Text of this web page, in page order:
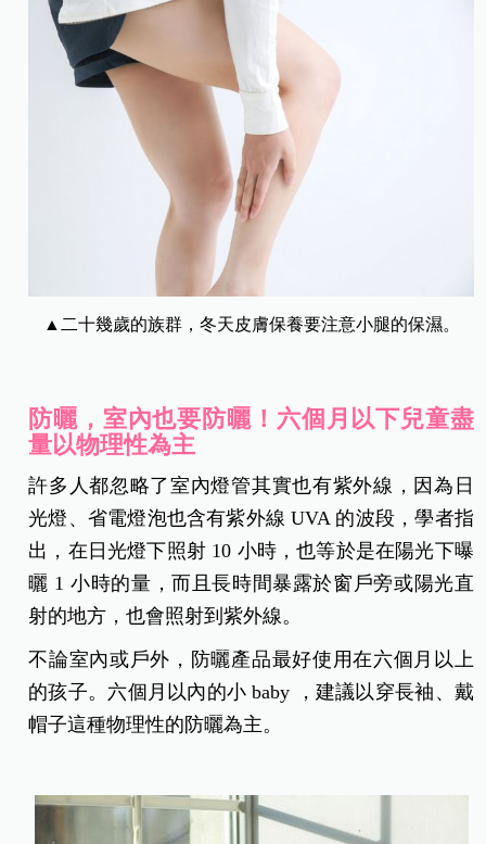
▲二十幾歲的族群，冬天皮膚保養要注意小腿的保濕。
防曬，室內也要防曬！六個月以下兒童盡
量以物理性為主
許多人都忽略了室內燈管其實也有紫外線，因為日
光燈、省電燈泡也含有紫外線 UVA 的波段，學者指
出，在日光燈下照射 10 小時，也等於是在陽光下曝
曬 1 小時的量，而且長時間暴露於窗戶旁或陽光直
射的地方，也會照射到紫外線。
不論室內或戶外，防曬產品最好使用在六個月以上
的孩子。六個月以內的小 baby ，建議以穿長袖、戴
帽子這種物理性的防曬為主。